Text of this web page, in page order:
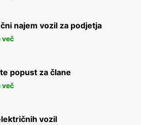
najem vozil za podjetja
več
popust za člane
več
vozil